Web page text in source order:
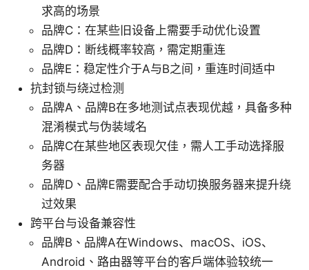
求高的场景
品牌C：在某些旧设备上需要手动优化设置
品牌D：断线概率较高，需定期重连
品牌E：稳定性介于A与B之间，重连时间适中
抗封锁与绕过检测
品牌A、品牌B在多地测试点表现优越，具备多种
混淆模式与伪装域名
品牌C在某些地区表现欠佳，需人工手动选择服
务器
品牌D、品牌E需要配合手动切换服务器来提升绕
过效果
跨平台与设备兼容性
品牌B、品牌A在Windows、macOS、iOS、
Android、路由器等平台的客户端体验较统一